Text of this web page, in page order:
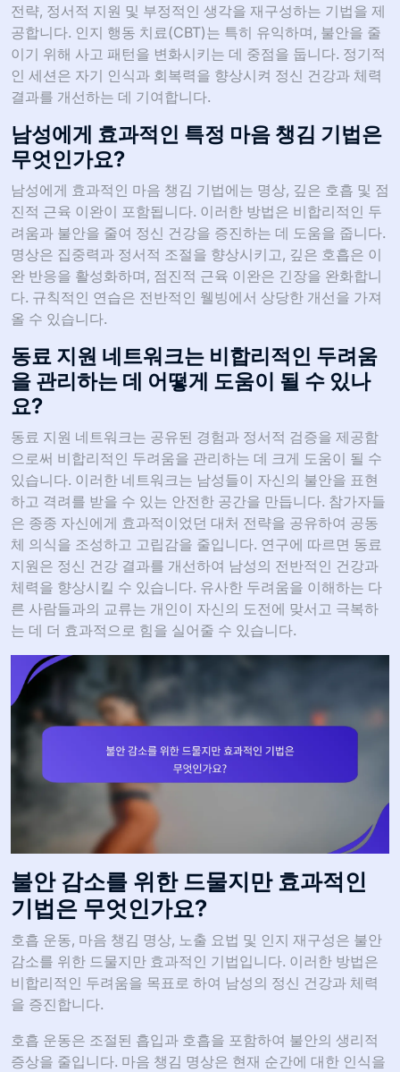
전략, 정서적 지원 및 부정적인 생각을 재구성하는 기법을 제
공합니다. 인지 행동 치료(CBT)는 특히 유익하며, 불안을 줄
이기 위해 사고 패턴을 변화시키는 데 중점을 둡니다. 정기적
인 세션은 자기 인식과 회복력을 향상시켜 정신 건강과 체력
결과를 개선하는 데 기여합니다.
남성에게 효과적인 특정 마음 챙김 기법은
무엇인가요?
남성에게 효과적인 마음 챙김 기법에는 명상, 깊은 호흡 및 점
진적 근육 이완이 포함됩니다. 이러한 방법은 비합리적인 두
려움과 불안을 줄여 정신 건강을 증진하는 데 도움을 줍니다.
명상은 집중력과 정서적 조절을 향상시키고, 깊은 호흡은 이
완 반응을 활성화하며, 점진적 근육 이완은 긴장을 완화합니
다. 규칙적인 연습은 전반적인 웰빙에서 상당한 개선을 가져
올 수 있습니다.
동료 지원 네트워크는 비합리적인 두려움
을 관리하는 데 어떻게 도움이 될 수 있나
요?
동료 지원 네트워크는 공유된 경험과 정서적 검증을 제공함
으로써 비합리적인 두려움을 관리하는 데 크게 도움이 될 수
있습니다. 이러한 네트워크는 남성들이 자신의 불안을 표현
하고 격려를 받을 수 있는 안전한 공간을 만듭니다. 참가자들
은 종종 자신에게 효과적이었던 대처 전략을 공유하여 공동
체 의식을 조성하고 고립감을 줄입니다. 연구에 따르면 동료
지원은 정신 건강 결과를 개선하여 남성의 전반적인 건강과
체력을 향상시킬 수 있습니다. 유사한 두려움을 이해하는 다
른 사람들과의 교류는 개인이 자신의 도전에 맞서고 극복하
는 데 더 효과적으로 힘을 실어줄 수 있습니다.
불안 감소를 위한 드물지만 효과적인
기법은 무엇인가요?
호흡 운동, 마음 챙김 명상, 노출 요법 및 인지 재구성은 불안
감소를 위한 드물지만 효과적인 기법입니다. 이러한 방법은
비합리적인 두려움을 목표로 하여 남성의 정신 건강과 체력
을 증진합니다.
호흡 운동은 조절된 흡입과 호흡을 포함하여 불안의 생리적
증상을 줄입니다. 마음 챙김 명상은 현재 순간에 대한 인식을